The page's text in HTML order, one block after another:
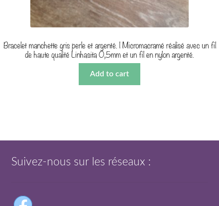
Bracelet manchette gris perle et argenté. | Micromacramé réalisé avec un fil
de haute qualité Linhasita 0,5mm et un fil en nylon argenté.
Add to cart
Suivez-nous sur les réseaux :